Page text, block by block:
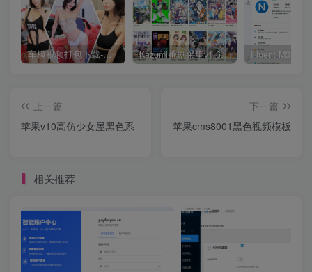
车模视频打包下载-高清无水印版 Kazumi番剧采集v1.6.9：支持自定义规则+在线观看+弹幕，跨平台下载
上一篇
苹果v10高仿少女屋黑色系
下一篇
苹果cms8001黑色视频模板
相关推荐